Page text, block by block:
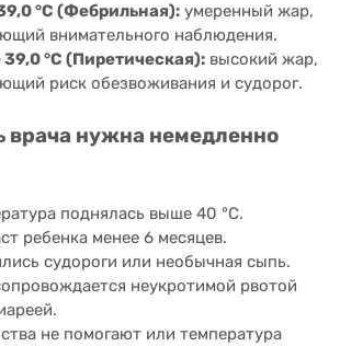
°С (Фебрильная): умеренный жар,
внимательного наблюдения.
°С (Пиретическая): высокий жар,
риск обезвоживания и судорог.
врача нужна немедленно
поднялась выше 40 °С.
ребенка менее 6 месяцев.
судороги или необычная сыпь.
неукротимой рвотой
не помогают или температура